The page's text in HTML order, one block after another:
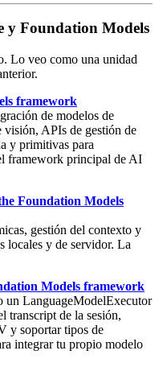
y Foundation Models
Lo veo como una unidad
framework
de modelos de
visión, APIs de gestión de
y primitivas para
framework principal de AI
Foundation Models
gestión del contexto y
locales y de servidor. La
Models framework
un LanguageModelExecutor
transcript de la sesión,
y soportar tipos de
integrar tu propio modelo